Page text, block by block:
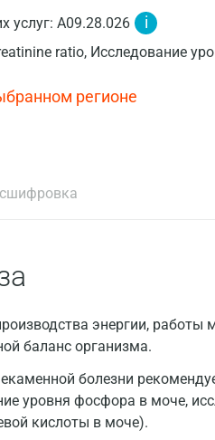
услуг: A09.28.026 i
ratio, Исследование
регионе
энергии, работы
баланс организма.
болезни
уровня фосфора в моче,
кислоты в моче).